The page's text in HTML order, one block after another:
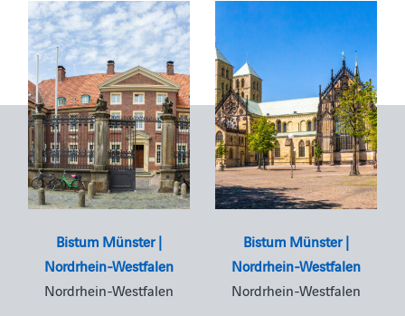
Bistum Münster |
Nordrhein-Westfalen
Nordrhein-Westfalen
Bistum Münster |
Nordrhein-Westfalen
Nordrhein-Westfalen